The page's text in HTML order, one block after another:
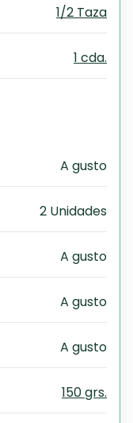
1/2 Taza
1 cda.
A gusto
2 Unidades
A gusto
A gusto
A gusto
150 grs.